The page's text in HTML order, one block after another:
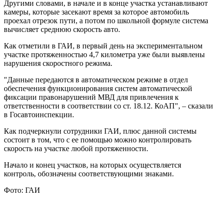
Другими словами, в начале и в конце участка устанавливают
камеры, которые засекают время за которое автомобиль
проехал отрезок пути, а потом по школьной формуле система
вычисляет среднюю скорость авто.
Как отметили в ГАИ, в первый день на экспериментальном
участке протяженностью 4,7 километра уже были выявлены
нарушения скоростного режима.
"Данные передаются в автоматическом режиме в отдел
обеспечения функционирования систем автоматической
фиксации правонарушений МВД для привлечения к
ответственности в соответствии со ст. 18.12. КоАП", – сказали
в Госавтоинспекции.
Как подчеркнули сотрудники ГАИ, плюс данной системы
состоит в том, что с ее помощью можно контролировать
скорость на участке любой протяженности.
Начало и конец участков, на которых осуществляется
контроль, обозначены соответствующими знаками.
Фото: ГАИ